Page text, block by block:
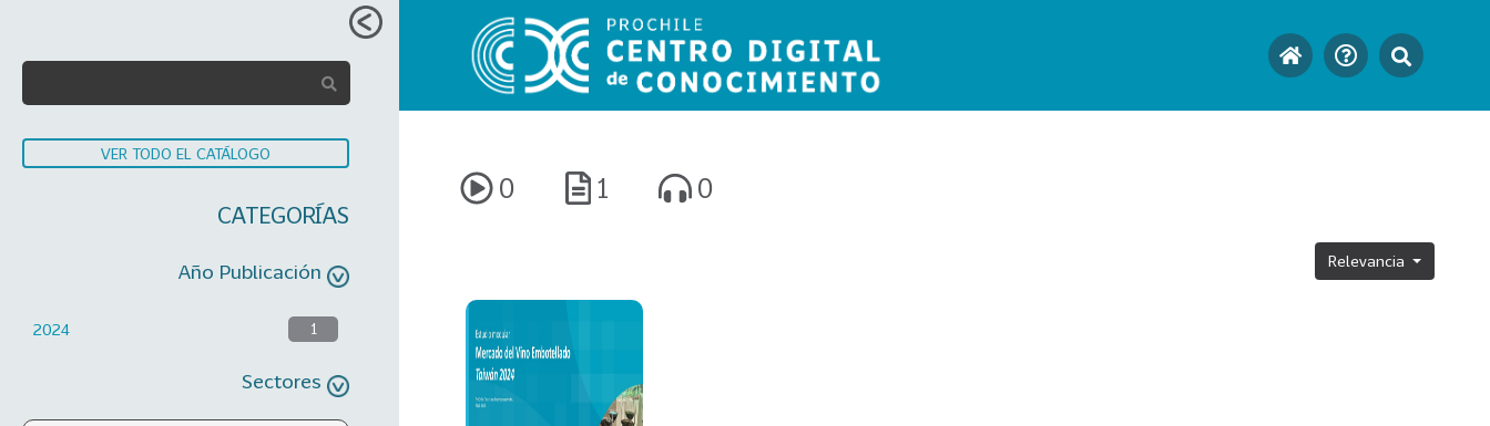
VER TODO EL CATÁLOGO
CATEGORÍAS
Año Publicación
2024 1
Sectores
0 1 0
Relevancia